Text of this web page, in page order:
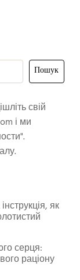
Пошук
свій
і ми
як
серця:
раціону